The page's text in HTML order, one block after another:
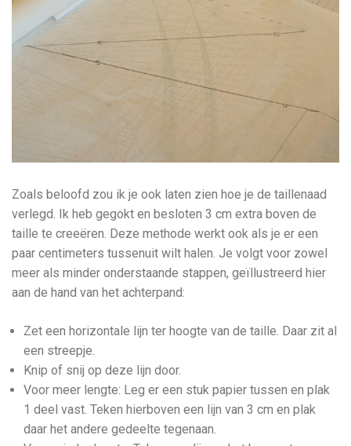
Zoals beloofd zou ik je ook laten zien hoe je de taillenaad
verlegd. Ik heb gegokt en besloten 3 cm extra boven de
taille te creeëren. Deze methode werkt ook als je er een
paar centimeters tussenuit wilt halen. Je volgt voor zowel
meer als minder onderstaande stappen, geïllustreerd hier
aan de hand van het achterpand:
Zet een horizontale lijn ter hoogte van de taille. Daar zit al
een streepje.
Knip of snij op deze lijn door.
Voor meer lengte: Leg er een stuk papier tussen en plak
1 deel vast. Teken hierboven een lijn van 3 cm en plak
daar het andere gedeelte tegenaan.